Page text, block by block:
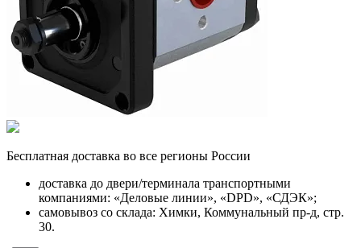
Бесплатная доставка во все регионы России
доставка до двери/терминала транспортными
компаниями: «Деловые линии», «DPD», «СДЭК»;
самовывоз со склада: Химки, Коммунальный пр-д, стр.
30.